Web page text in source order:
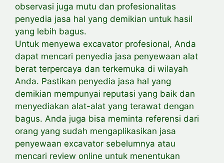
observasi juga mutu dan profesionalitas
penyedia jasa hal yang demikian untuk hasil
yang lebih bagus.
Untuk menyewa excavator profesional, Anda
dapat mencari penyedia jasa penyewaan alat
berat terpercaya dan terkemuka di wilayah
Anda. Pastikan penyedia jasa hal yang
demikian mempunyai reputasi yang baik dan
menyediakan alat-alat yang terawat dengan
bagus. Anda juga bisa meminta referensi dari
orang yang sudah mengaplikasikan jasa
penyewaan excavator sebelumnya atau
mencari review online untuk menentukan